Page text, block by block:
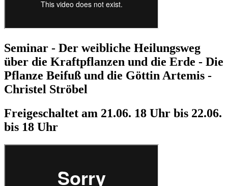
Seminar - Der weibliche Heilungsweg
über die Kraftpflanzen und die Erde - Die
Pflanze Beifuß und die Göttin Artemis -
Christel Ströbel
Freigeschaltet am 21.06. 18 Uhr bis 22.06.
bis 18 Uhr